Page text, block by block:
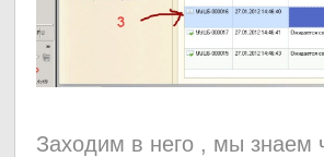
Заходим в него , мы знаем